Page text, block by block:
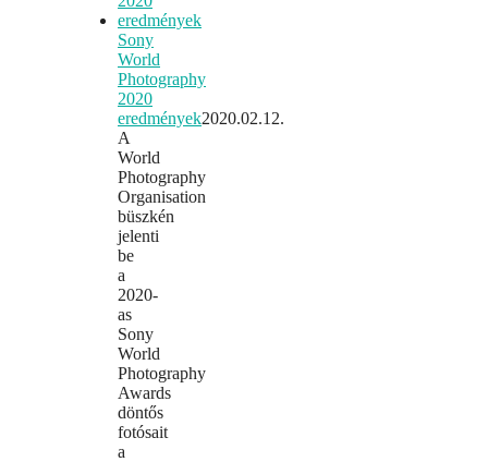
Sony
World
Photography
2020
eredmények2020.02.12.
A
World
Photography
Organisation
büszkén
jelenti
be
a
2020-
as
Sony
World
Photography
Awards
döntős
fotósait
a